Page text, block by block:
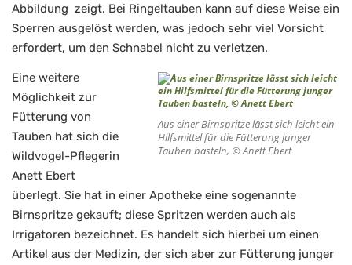
Abbildung zeigt. Bei Ringeltauben kann auf diese Weise ein
Sperren ausgelöst werden, was jedoch sehr viel Vorsicht
erfordert, um den Schnabel nicht zu verletzen.
Aus einer Birnspritze lässt sich leicht ein
Hilfsmittel für die Fütterung junger
Tauben basteln, © Anett Ebert
Eine weitere
Möglichkeit zur
Fütterung von
Tauben hat sich die
Wildvogel-Pflegerin
Anett Ebert
überlegt. Sie hat in einer Apotheke eine sogenannte
Birnspritze gekauft; diese Spritzen werden auch als
Irrigatoren bezeichnet. Es handelt sich hierbei um einen
Artikel aus der Medizin, der sich aber zur Fütterung junger